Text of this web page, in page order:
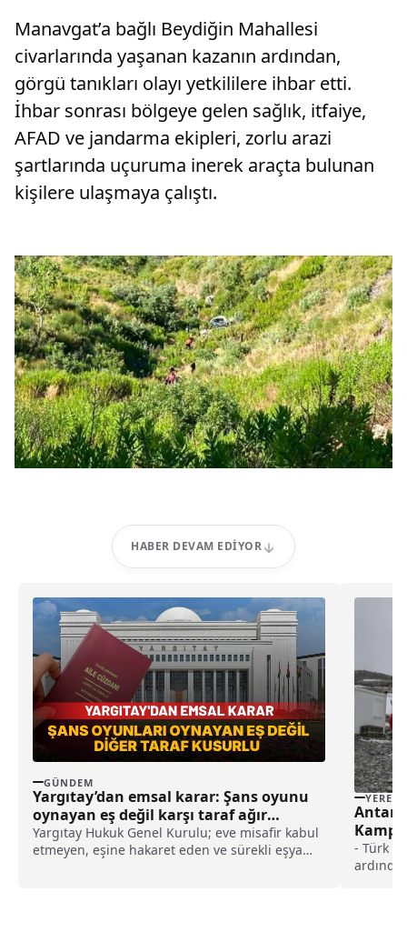
Manavgat’a bağlı Beydiğin Mahallesi
civarlarında yaşanan kazanın ardından,
görgü tanıkları olayı yetkililere ihbar etti.
İhbar sonrası bölgeye gelen sağlık, itfaiye,
AFAD ve jandarma ekipleri, zorlu arazi
şartlarında uçuruma inerek araçta bulunan
kişilere ulaşmaya çalıştı.
HABER DEVAM EDIYOR
GÜNDEM
Yargıtay’dan emsal karar: Şans oyunu
oynayan eş değil karşı taraf ağır
kusurlu sayıldı
Yargıtay Hukuk Genel Kurulu; eve misafir kabul
etmeyen, eşine hakaret eden ve sürekli eşya
YEREL
- Türk